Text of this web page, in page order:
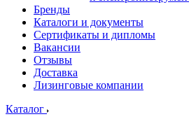
Бренды
Каталоги и документы
Сертификаты и дипломы
Вакансии
Отзывы
Доставка
Лизинговые компании
Каталог